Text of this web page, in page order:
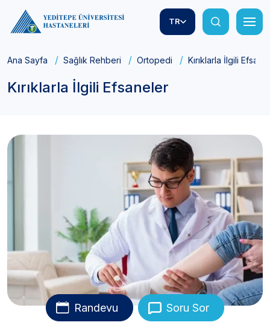
TR
Ana Sayfa Sağlık Rehberi Ortopedi Kırıklarla İlgili
Kırıklarla İlgili Efsaneler
Randevu Soru Sor